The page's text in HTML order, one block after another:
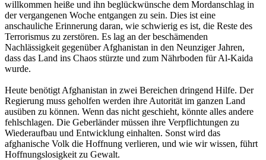
willkommen heiße und ihn beglückwünsche dem Mordanschlag in
der vergangenen Woche entgangen zu sein. Dies ist eine
anschauliche Erinnerung daran, wie schwierig es ist, die Reste des
Terrorismus zu zerstören. Es lag an der beschämenden
Nachlässigkeit gegenüber Afghanistan in den Neunziger Jahren,
dass das Land ins Chaos stürzte und zum Nährboden für Al-Kaida
wurde.
Heute benötigt Afghanistan in zwei Bereichen dringend Hilfe. Der
Regierung muss geholfen werden ihre Autorität im ganzen Land
ausüben zu können. Wenn das nicht geschieht, könnte alles andere
fehlschlagen. Die Geberländer müssen ihre Verpflichtungen zu
Wiederaufbau und Entwicklung einhalten. Sonst wird das
afghanische Volk die Hoffnung verlieren, und wie wir wissen, führt
Hoffnungslosigkeit zu Gewalt.